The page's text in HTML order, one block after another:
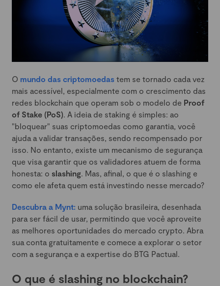
O mundo das criptomoedas tem se tornado cada vez
mais acessível, especialmente com o crescimento das
redes blockchain que operam sob o modelo de Proof
of Stake (PoS) . A ideia de staking é simples: ao
"bloquear" suas criptomoedas como garantia, você
ajuda a validar transações, sendo recompensado por
isso. No entanto, existe um mecanismo de segurança
que visa garantir que os validadores atuem de forma
honesta: o slashing . Mas, afinal, o que é o slashing e
como ele afeta quem está investindo nesse mercado?
Descubra a Mynt: uma solução brasileira, desenhada
para ser fácil de usar, permitindo que você aproveite
as melhores oportunidades do mercado crypto. Abra
sua conta gratuitamente e comece a explorar o setor
com a segurança e a expertise do BTG Pactual.
O que é slashing no blockchain?